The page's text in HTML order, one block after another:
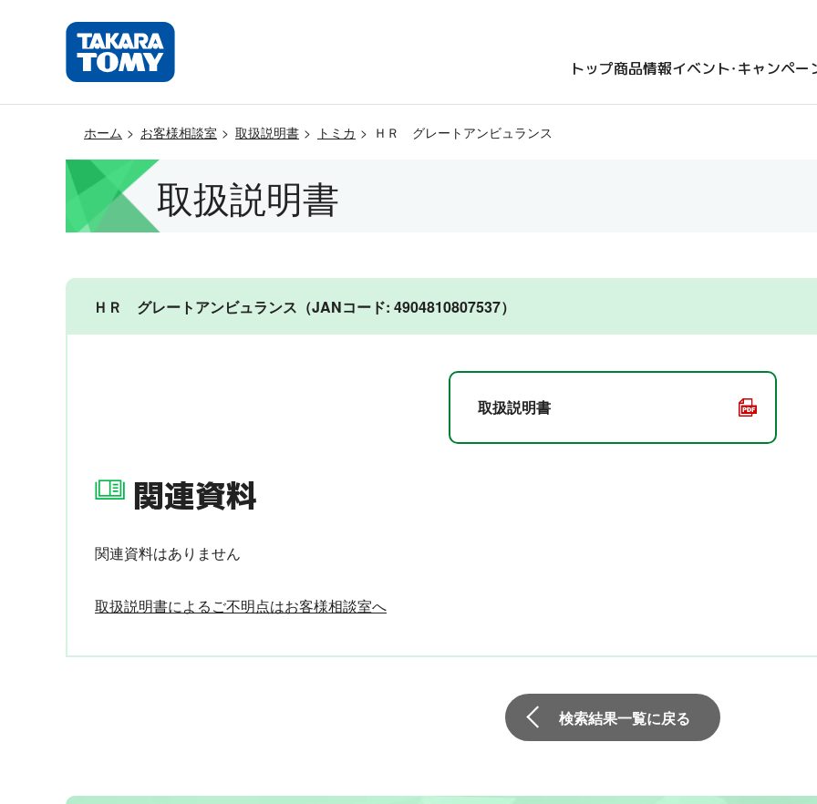
トップ商品情報イベント・キャンペー
ホーム お客様相談室 取扱説明書 トミカ ＨＲ グレートアンビュランス
取扱説明書
ＨＲ グレートアンビュランス（JANコード: 4904810807537）
取扱説明書
関連資料
関連資料はありません
取扱説明書によるご不明点はお客様相談室へ
検索結果一覧に戻る